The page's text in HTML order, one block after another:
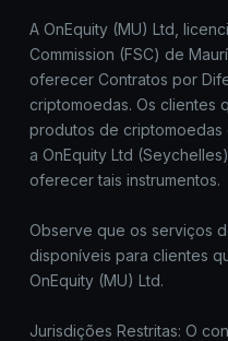
A OnEquity (MU) Ltd,
Commission (FSC) de
oferecer Contratos por
criptomoedas. Os clientes
produtos de
a OnEquity Ltd
oferecer tais instrumentos.
Observe que os serviços
disponíveis para clientes
OnEquity (MU) Ltd.
Jurisdições Restritas: O